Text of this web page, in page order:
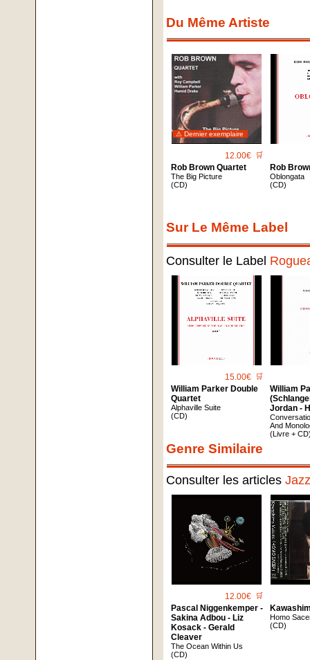
Du Même Artiste
⚠ Dernier exemplaire
12.00€ 🛒
Rob Brown Quartet
The Big Picture
(CD)
Rob
Oblongata
(CD)
Sur Le Même Label
Consulter le Label
15.00€ 🛒
William Parker Double
Quartet
Alphaville Suite
(CD)
William
Jordan -
And
(Livre +
Genre Similaire
Consulter les articles
12.00€ 🛒
Pascal Niggenkemper -
Sakina Adbou - Liz
Kosack - Gerald
Cleaver
The Ocean Within Us
(CD)
Homo
(CD)